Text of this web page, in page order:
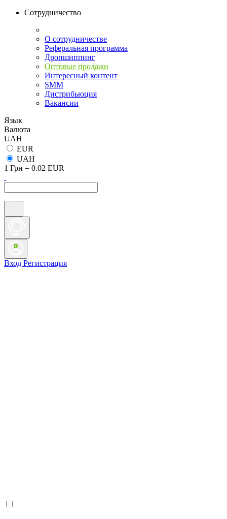
Сотрудничество
О сотрудничестве
Реферальная программа
Дропшиппинг
Оптовые продажи
Интересный контент
SMM
Дистрибьюция
Вакансии
Язык
Валюта
UAH
EUR
UAH
1 Грн = 0.02 EUR
Вход Регистрация